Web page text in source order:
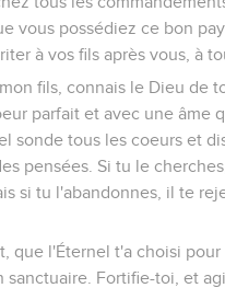
vous possédiez ce bon
à vos fils après vous, à
fils, connais le Dieu de
parfait et avec une âme
sonde tous les coeurs et
pensées. Si tu le
si tu l'abandonnes, il te
que l'Éternel t'a choisi pour
sanctuaire. Fortifie-toi, et